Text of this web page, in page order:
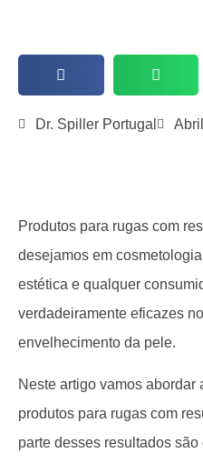
Dr. Spiller Portugal
Produtos para rugas com
desejamos em
estética e qualquer
verdadeiramente eficazes
envelhecimento da pele.
Neste artigo vamos abordar
produtos para rugas com
parte desses resultados